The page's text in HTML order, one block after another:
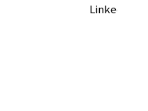
LinkedIn